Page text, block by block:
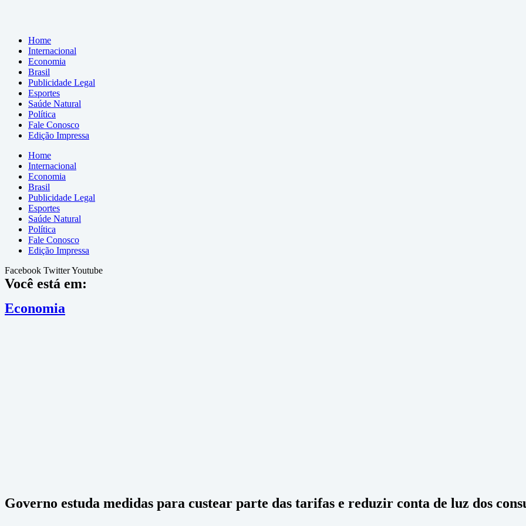
Home
Internacional
Economia
Brasil
Publicidade Legal
Esportes
Saúde Natural
Política
Fale Conosco
Edição Impressa
Home
Internacional
Economia
Brasil
Publicidade Legal
Esportes
Saúde Natural
Política
Fale Conosco
Edição Impressa
Facebook TwitterYoutube
Você está em:
Economia
Governo estuda medidas para custear parte das tarifas e reduzir conta de luz dos